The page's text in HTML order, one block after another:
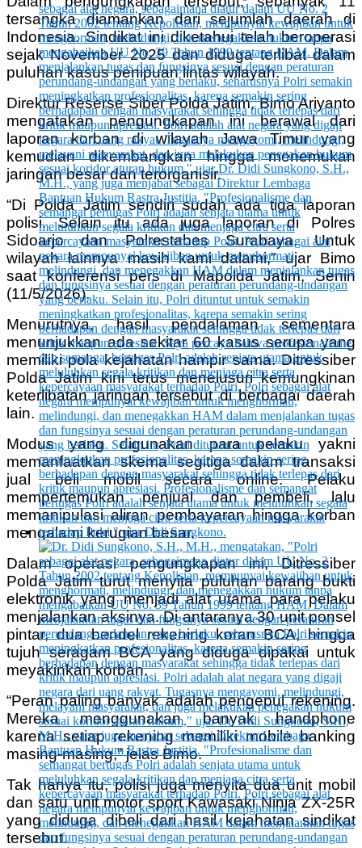
tersangka diamankan dari sejumlah daerah di
Indonesia. Sindikat ini diketahui telah beroperasi
sejak November 2025 dan diduga terlibat dalam
puluhan kasus penipuan lintas wilayah.
Direktur Reserse Siber Polda Jatim, Bimo Ariyanto
mengatakan pengungkapan ini berawal dari
laporan korban di wilayah Jawa Timur yang
kemudian dikembangkan hingga menemukan
jaringan besar dan terorganisir.
“Di Polda Jatim sendiri sudah ada tiga laporan
polisi. Selain itu ada juga laporan di Polres
Sidoarjo dan Polrestabes Surabaya. Untuk
wilayah lainnya masih kami dalami,” ujar Bimo
saat konferensi pers di Mapolda Jatim, Senin
(11/5/2026).
Menurutnya, hasil pendalaman sementara
menunjukkan ada sekitar 60 kasus serupa yang
memiliki pola kejahatan hampir sama. Ditressiber
Polda Jatim kini terus menelusuri kemungkinan
keterlibatan jaringan tersebut di berbagai daerah
lain.
Modus yang digunakan para pelaku yakni
memanfaatkan skema segitiga dalam transaksi
jual beli mobil secara online. Pelaku
mempertemukan penjual dan pembeli, lalu
memanipulasi aliran pembayaran hingga korban
mengalami kerugian besar.
Dalam operasi pengungkapan ini, Ditressiber
Polda Jatim turut menyita puluhan barang bukti
elektronik yang menjadi alat utama para pelaku
menjalankan aksinya. Di antaranya 30 unit ponsel
pintar, dua bendel rekening koran BCA, hingga
tujuh seragam BCA yang diduga dipakai untuk
meyakinkan korban.
“Peran paling banyak adalah pengepul rekening.
Mereka menggunakan banyak handphone
karena setiap rekening memiliki mobile banking
masing-masing,” jelas Bimo.
Tak hanya itu, polisi juga menyita dua unit mobil
dan satu unit motor sport Kawasaki Ninja ZX-25R
yang diduga dibeli dari hasil kejahatan sindikat
tersebut.